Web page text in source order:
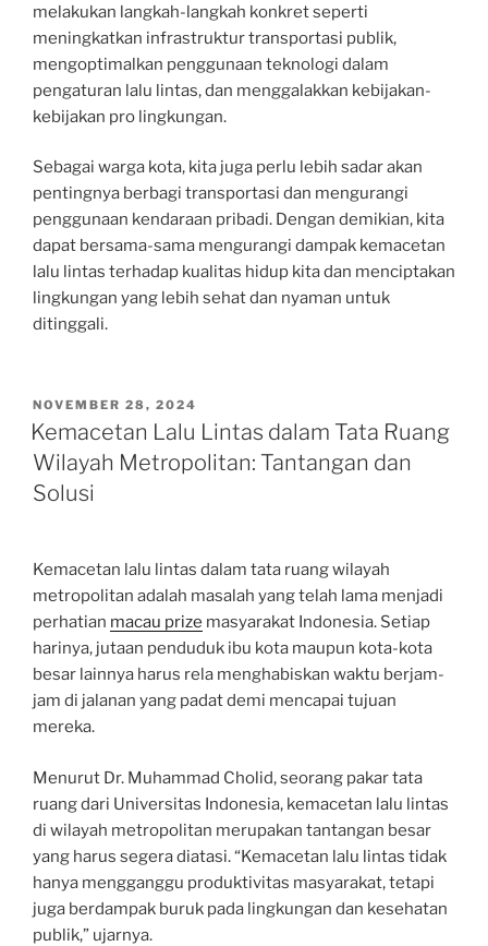
melakukan langkah-langkah konkret seperti
meningkatkan infrastruktur transportasi publik,
mengoptimalkan penggunaan teknologi dalam
pengaturan lalu lintas, dan menggalakkan kebijakan-
kebijakan pro lingkungan.
Sebagai warga kota, kita juga perlu lebih sadar akan
pentingnya berbagi transportasi dan mengurangi
penggunaan kendaraan pribadi. Dengan demikian, kita
dapat bersama-sama mengurangi dampak kemacetan
lalu lintas terhadap kualitas hidup kita dan menciptakan
lingkungan yang lebih sehat dan nyaman untuk
ditinggali.
POSTED
ON
NOVEMBER 28, 2024
Kemacetan Lalu Lintas dalam Tata Ruang
Wilayah Metropolitan: Tantangan dan
Solusi
Kemacetan lalu lintas dalam tata ruang wilayah
metropolitan adalah masalah yang telah lama menjadi
perhatian macau prize masyarakat Indonesia. Setiap
harinya, jutaan penduduk ibu kota maupun kota-kota
besar lainnya harus rela menghabiskan waktu berjam-
jam di jalanan yang padat demi mencapai tujuan
mereka.
Menurut Dr. Muhammad Cholid, seorang pakar tata
ruang dari Universitas Indonesia, kemacetan lalu lintas
di wilayah metropolitan merupakan tantangan besar
yang harus segera diatasi. “Kemacetan lalu lintas tidak
hanya mengganggu produktivitas masyarakat, tetapi
juga berdampak buruk pada lingkungan dan kesehatan
publik,” ujarnya.